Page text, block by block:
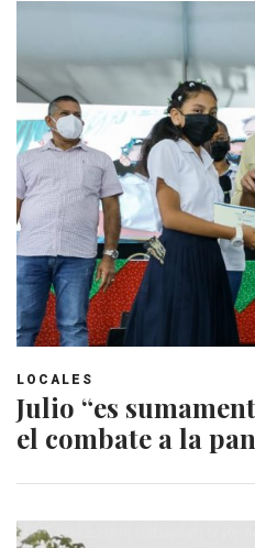
LOCALES
Julio “es
el combate a la